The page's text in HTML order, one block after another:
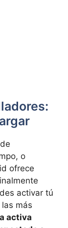
o
ofrece
activar tú
más
activa